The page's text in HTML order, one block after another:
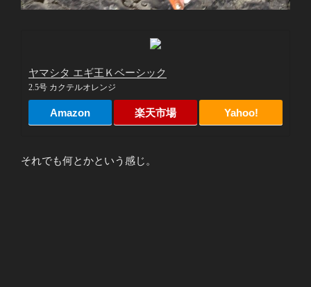
ヤマシタ エギ王Ｋベーシック
2.5号 カクテルオレンジ
Amazon 楽天市場 Yahoo!
それでも何とかという感じ。